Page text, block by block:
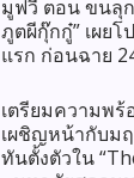
มูฟวี่ ตอน ขนลุ
ภูตผีกุ๊กกู๋” เผยโ
แรก ก่อนฉาย
เตรียมความพร้
เผชิญหน้ากับม
ทันตั้งตัวใน